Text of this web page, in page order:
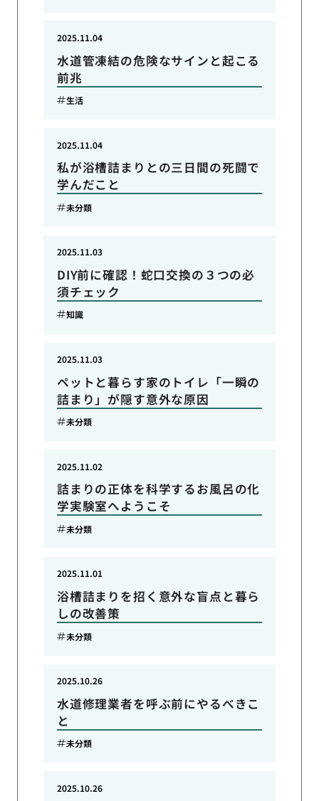
水道管凍結の危険なサインと起こる
前兆
2025.11.04
生活
私が浴槽詰まりとの三日間の死闘で
学んだこと
2025.11.04
未分類
DIY前に確認！蛇口交換の３つの必
須チェック
2025.11.03
知識
ペットと暮らす家のトイレ「一瞬の
詰まり」が隠す意外な原因
2025.11.03
未分類
詰まりの正体を科学するお風呂の化
学実験室へようこそ
2025.11.02
未分類
浴槽詰まりを招く意外な盲点と暮ら
しの改善策
2025.11.01
未分類
水道修理業者を呼ぶ前にやるべきこ
と
2025.10.26
未分類
2025.10.26